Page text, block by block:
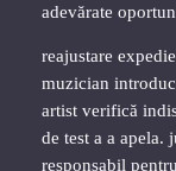
adevărate
reajustare
muzician
artist verifică
de test a a apela.
responsabil